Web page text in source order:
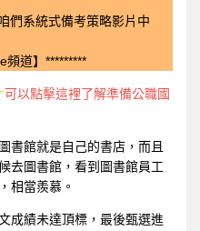
們系統式備考策略影片中
頻道】*********
可以點擊這裡了解準備公職國
書館就是自己的書店，而且
去圖書館，看到圖書館員工
相當羨慕。
成績未達頂標，最後甄選進